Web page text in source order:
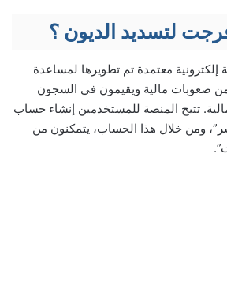
لتسديد الديون ؟
معتمدة تم تطويرها لمساعدة
صعوبات مالية ويقيمون في السجون
تتيح المنصة للمستخدمين إنشاء حساب
ومن خلال هذا الحساب، يتمكنون من